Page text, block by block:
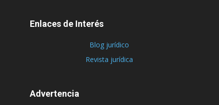
Enlaces de Interés
Blog jurídico
Revista jurídica
Advertencia